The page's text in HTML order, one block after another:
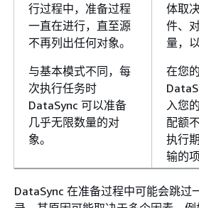
行过程中，准备过程
一直在进行，直至源
不再列出任何对象。
与基本模式不同，每
次执行任务时
DataSync 可以准备
几乎无限数量的对
象。
体取
件、
量，
在您
入您的
配额
执行
输的
DataSync 在准备过程中可能会跳过